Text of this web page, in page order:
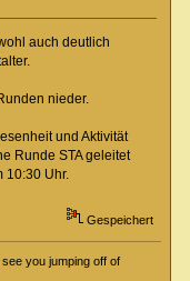
auch deutlich
nieder.
und Aktivität
Runde STA geleitet
10:30 Uhr.
Gespeichert
you jumping off of